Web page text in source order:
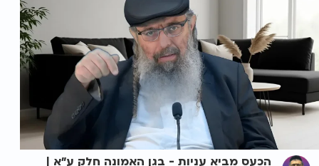
הכעס מביא עניות - בגן האמונה חלק ע"א |